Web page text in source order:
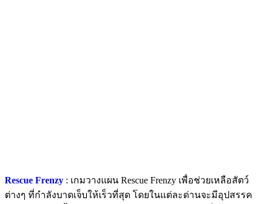
Rescue Frenzy : เกมวางแผน Rescue Frenzy เพื่อช่วยเหลือสัตว์
ต่างๆ ที่กำลังบาดเจ็บให้เร็วที่สุด โดยในแต่ละด่านจะมีอุปสรรค